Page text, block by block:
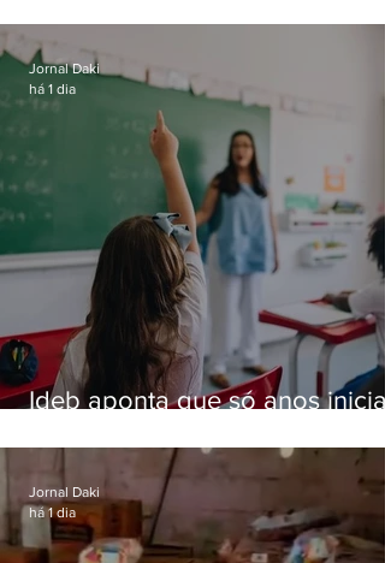
residências de luxo no Rio
Ideb aponta que só anos
educação
Jornal Daki
há 1 dia
Jornal Daki
há 1 dia